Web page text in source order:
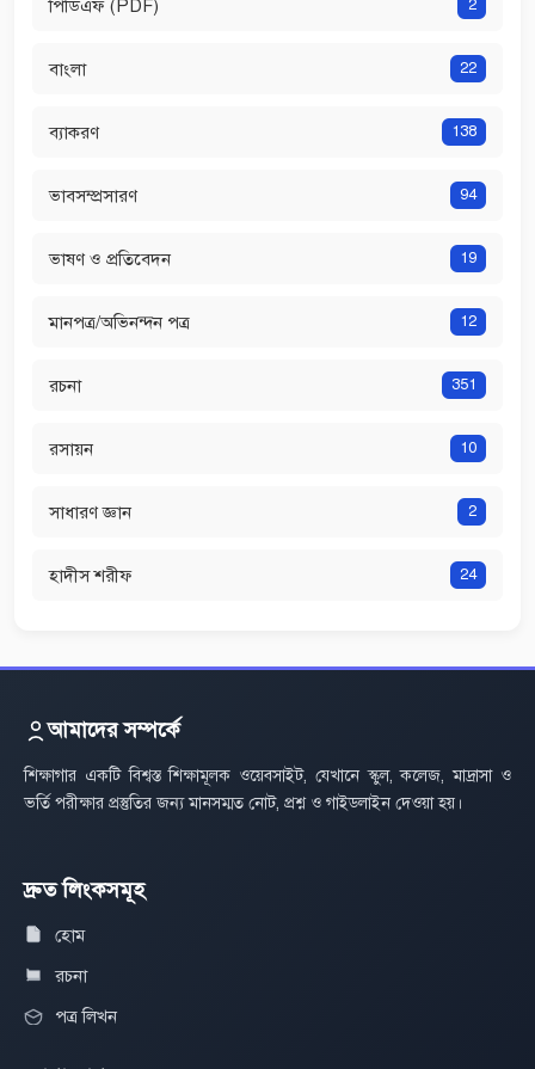
পিডিএফ (PDF) 2
বাংলা 22
ব্যাকরণ 138
ভাবসম্প্রসারণ 94
ভাষণ ও প্রতিবেদন 19
মানপত্র/অভিনন্দন পত্র 12
রচনা 351
রসায়ন 10
সাধারণ জ্ঞান 2
হাদীস শরীফ 24
আমাদের সম্পর্কে
শিক্ষাগার একটি বিশ্বস্ত শিক্ষামূলক ওয়েবসাইট, যেখানে স্কুল, কলেজ, মাদ্রাসা ও
ভর্তি পরীক্ষার প্রস্তুতির জন্য মানসম্মত নোট, প্রশ্ন ও গাইডলাইন দেওয়া হয়।
দ্রুত লিংকসমূহ
হোম
রচনা
পত্র লিখন